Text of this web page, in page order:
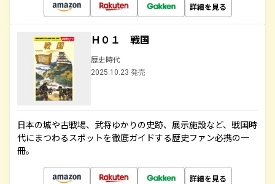
詳細を見る
Ｈ０１ 戦国
歴史時代
2025.10.23 発売
日本の城や古戦場、武将ゆかりの史跡、展示施設など、戦国時
代にまつわるスポットを徹底ガイドする歴史ファン必携の一
冊。
詳細を見る